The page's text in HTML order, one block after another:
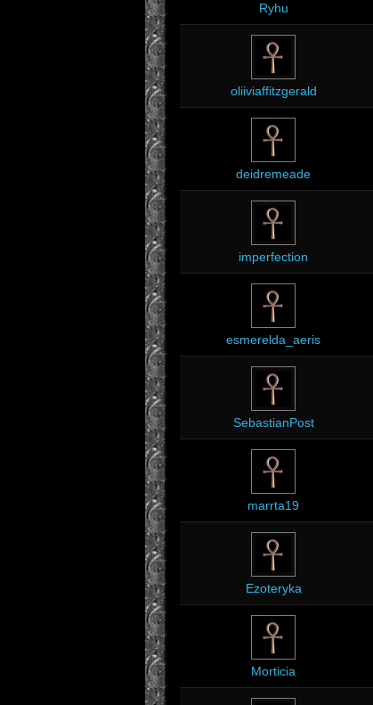
Ryhu
oliiviaffitzgerald
deidremeade
imperfection
esmerelda_aeris
SebastianPost
marrta19
Ezoteryka
Morticia